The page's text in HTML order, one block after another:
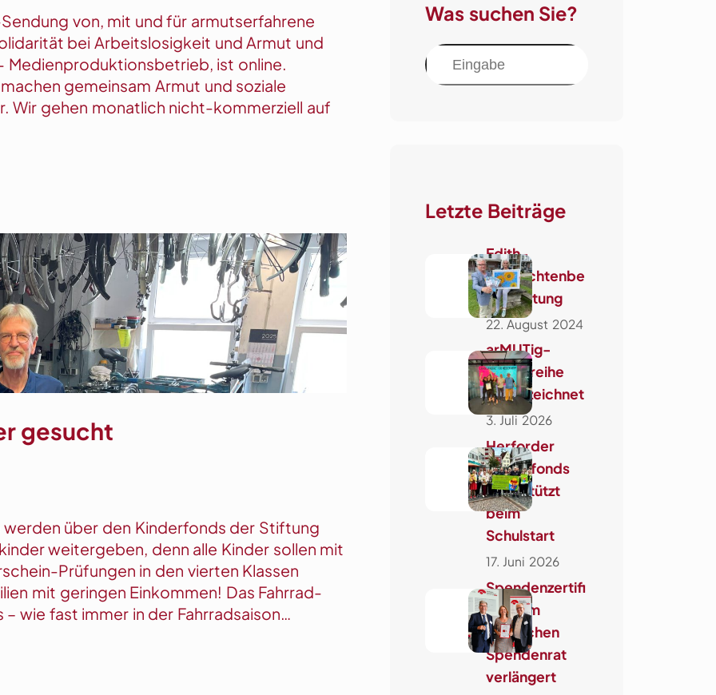
von, mit und für armutserfahrene
bei Arbeitslosigkeit und Armut und
Medienproduktionsbetrieb, ist online.
gemeinsam Armut und soziale
Wir gehen monatlich nicht-kommerziell auf
gesucht
über den Kinderfonds der Stiftung
weitergeben, denn alle Kinder sollen mit
Prüfungen in den vierten Klassen
mit geringen Einkommen! Das Fahrrad-
wie fast immer in der Fahrradsaison…
Was suchen Sie?
S
u
Letzte Beiträge
Edith-
Schwichtenbe
rg-Stiftung
22. August 2024
arMUTig-
Sendereihe
ausgezeichnet
3. Juli 2026
Herforder
Kinderfonds
unterstützt
beim
Schulstart
17. Juni 2026
Spendenzertifi
kat vom
Deutschen
Spendenrat
verlängert